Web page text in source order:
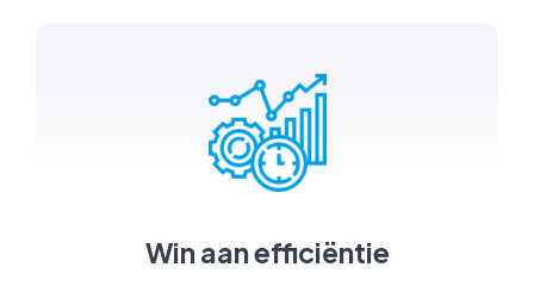
Win aan efficiëntie